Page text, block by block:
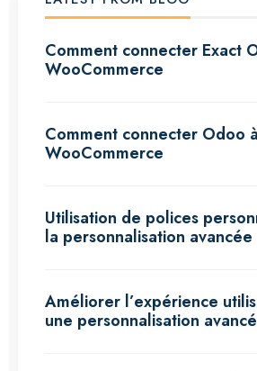
Comment connecter Exact
WooCommerce
Comment connecter Odoo à
WooCommerce
Utilisation de polices
la personnalisation
Améliorer l’expérience
une personnalisation